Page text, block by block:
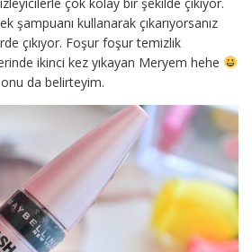
şampuanı kullanarak çıkarıyorsanız
çıkıyor. Foşur foşur temizlik
ikinci kez yıkayan Meryem hehe
da belirteyim.